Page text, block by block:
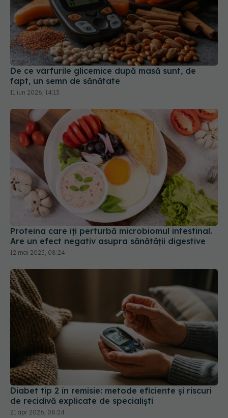
De ce vârfurile glicemice după masă sunt, de
fapt, un semn de sănătate
11 iun 2026, 14:13
Proteina care îți perturbă microbiomul intestinal.
Are un efect negativ asupra sănătății digestive
12 mai 2025, 08:24
Diabet tip 2 în remisie: metode eficiente și riscuri
de recidivă explicate de specialiști
21 apr 2026, 08:24